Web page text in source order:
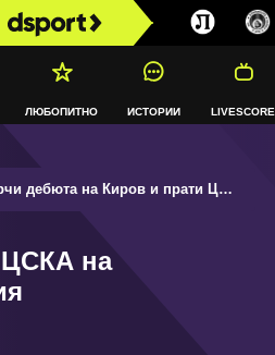
ЛЮБОПИТНО ИСТОРИИ LIVESCORE
на Киров и прати ЦСКА на полуфинал в Sesame Купа на България
ЦСКА на